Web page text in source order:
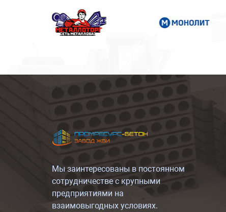
Мы заинтересованы в постоянном
сотрудничестве с крупными
предприятиями на
взаимовыгодных условиях.